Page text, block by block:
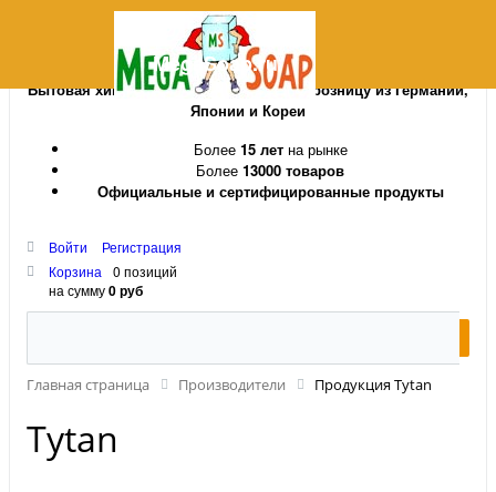
MegaSoap.ru
Бытовая химия и косметика оптом и в розницу из Германии,
Японии и Кореи
Более 15 летна рынке
Более 13000 товаров
Официальные и сертифицированные продукты
Войти
Регистрация
Корзина
0 позиций
на сумму0 руб
Главная страница Производители Продукция Tytan
Tytan